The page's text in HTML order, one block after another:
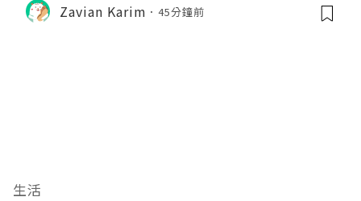
Zavian Karim 45分鐘前
生活